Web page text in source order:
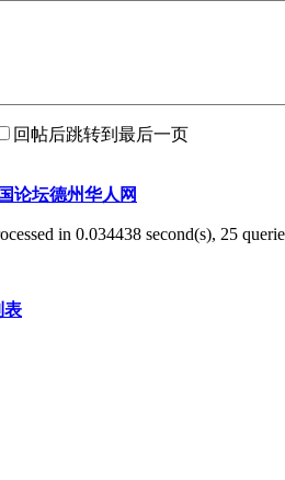
回帖后跳转到最后一页
论坛德州华人网
in 0.034438 second(s), 25
表